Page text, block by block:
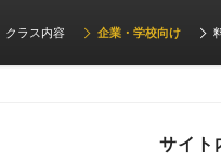
クラス内容 企業・学校向け
サイト